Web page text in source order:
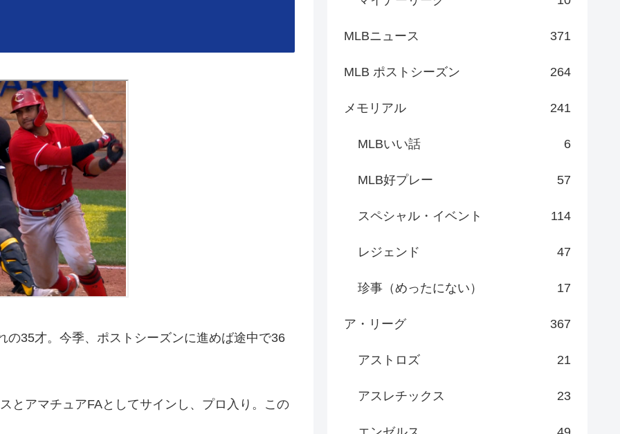
35才。今季、ポストシーズンに進めば途中で36
アマチュアFAとしてサインし、プロ入り。この
MLBニュース 371
MLB ポストシーズン 264
メモリアル 241
MLBいい話 6
MLB好プレー 57
スペシャル・イベント 114
レジェンド 47
珍事（めったにない） 17
ア・リーグ 367
アストロズ 21
アスレチックス 23